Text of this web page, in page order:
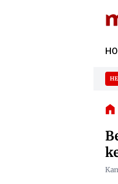
Pencemaran Nama
Pencemaran Nama